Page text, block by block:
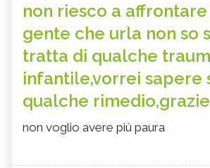
non riesco a
gente che urla non so
tratta di qualche
infantile,vorrei sapere
qualche rimedio,grazie
non voglio avere più paura